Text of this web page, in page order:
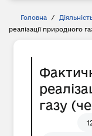
Головна /
реалізації природного
газу